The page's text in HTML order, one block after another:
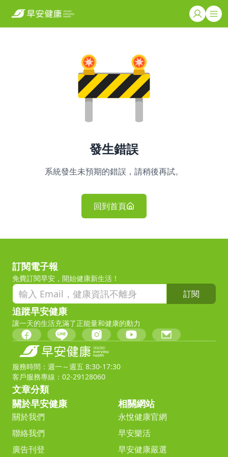
發生錯誤
系統發生未預期的錯誤，請稍後再試。
回到首頁
訂閱電子報
免費訂閱早安，開始健康新生活！
訂閱
追蹤早安健康
讓一天的生活充滿了正能量和健康的動力
服務時間：週一～週五 8:30-17:30
客戶服務專線：02-29128060
文章分類
關於早安健康
關於我們
聯絡我們
廣告刊登
相關網站
永悅健康官網
早安樂活
早安健康嚴選